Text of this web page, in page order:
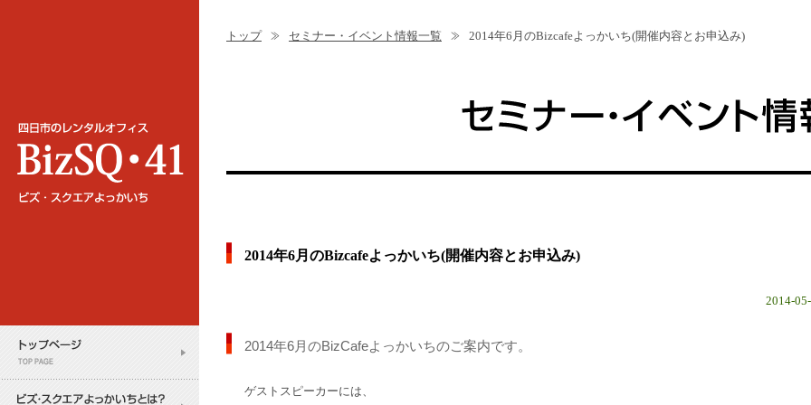
トップ セミナー・イベント情報一覧 2014年6月のBizcafeよっかいち(開催内容とお申込み)
2014年6月のBizcafeよっかいち(開催内容とお申込み)
2014-
2014年6月のBizCafeよっかいちのご案内です。
ゲストスピーカーには、